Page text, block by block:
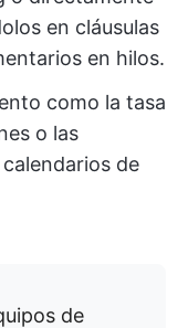
en cláusulas
en hilos.
como la tasa
o las
de
de